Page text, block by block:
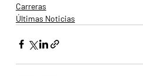
Carreras
Últimas Noticias